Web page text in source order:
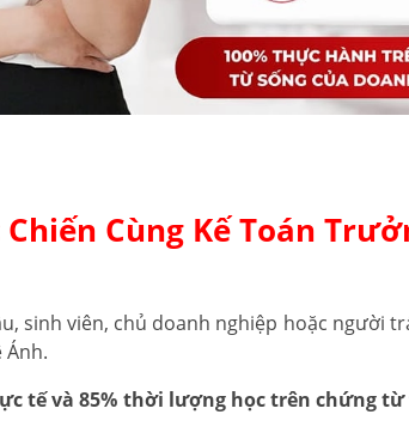
Cùng Kế Toán
sinh viên, chủ doanh nghiệp hoặc người
Ánh.
tế và 85% thời lượng học trên chứng